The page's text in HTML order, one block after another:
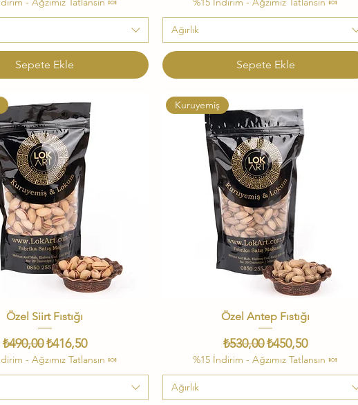
Sepete Ekle
Ağırlık
Sepete Ekle
Hızlı Bakış
Özel Siirt Fıstığı
Normal Fiyat
₺490,00İndirimli Fiyat
₺416,50
- Ağzımız Tatlansın 🍬
Hızlı Bakış
Kuruyemiş
Özel Antep Fıstığı
Normal Fiyat
₺530,00İndirimli Fiyat
₺450,50
%15 İndirim - Ağzımız Tatlansın 🍬
Ağırlık